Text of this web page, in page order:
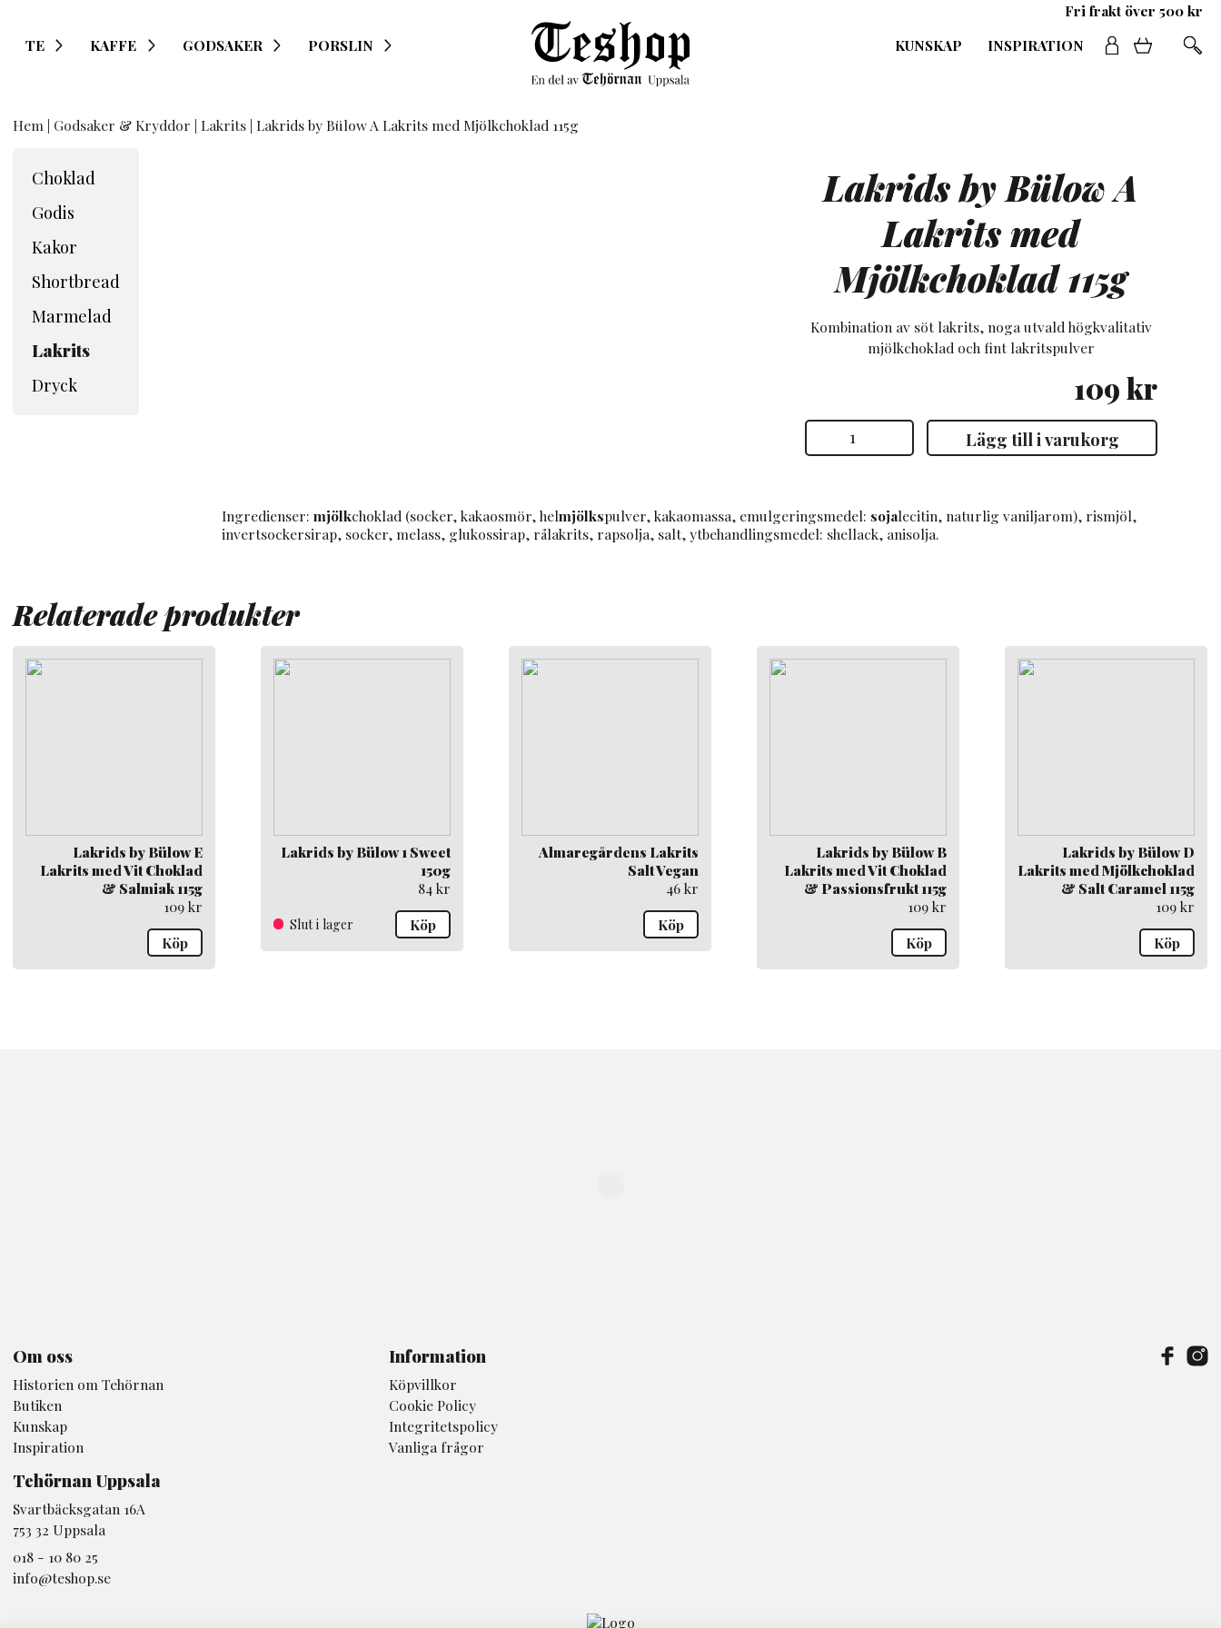
TE KAFFE GODSAKER PORSLIN KUNSKAP INSPIRATION
Fri frakt över 500 kr
Hem | Godsaker & Kryddor | Lakrits | Lakrids by Bülow A Lakrits med Mjölkchoklad 115g
Choklad
Godis
Kakor
Shortbread
Marmelad
Lakrits
Dryck
Lakrids by Bülow A
Lakrits med
Mjölkchoklad 115g
Kombination av söt lakrits, noga utvald högkvalitativ
mjölkchoklad och fint lakritspulver
109kr
Lakrids
Bülow
Mjölkchoklad
115g
mängd
Lägg till i varukorg
Ingredienser:mjölkchoklad (socker, kakaosmör, helmjölkspulver, kakaomassa, emulgeringsmedel: sojalecitin, naturlig vaniljarom), rismjöl,
invertsockersirap, socker, melass, glukossirap, rålakrits, rapsolja, salt, ytbehandlingsmedel: shellack, anisolja.
Relaterade produkter
Lakrids by Bülow E
Lakrits med Vit Choklad
& Salmiak 115g
109kr
Köp
Lakrids by Bülow 1 Sweet
150g
84kr
Slut i lager Köp
Almaregårdens Lakrits
Salt Vegan
46kr
Köp
Lakrids by Bülow B
Lakrits med Vit Choklad
& Passionsfrukt 115g
109kr
Köp
Lakrids by Bülow D
Lakrits med Mjölkchoklad
& Salt Caramel 115g
109kr
Köp
Om oss
Historien om Tehörnan
Butiken
Kunskap
Inspiration
Information
Köpvillkor
Cookie Policy
Integritetspolicy
Vanliga frågor
Tehörnan Uppsala
Svartbäcksgatan 16A
753 32 Uppsala
018 - 10 80 25
info@teshop.se